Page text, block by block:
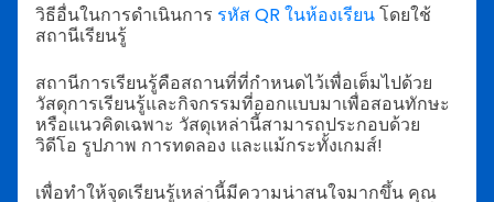
วิธีอื่นในการดำเนินการ รหัส QR ในห้องเรียนโดยใช้
สถานีเรียนรู้
สถานีการเรียนรู้คือสถานที่ที่กำหนดไว้เพื่อเต็มไปด้วย
วัสดุการเรียนรู้และกิจกรรมที่ออกแบบมาเพื่อสอนทักษะ
หรือแนวคิดเฉพาะ วัสดุเหล่านี้สามารถประกอบด้วย
วิดีโอ รูปภาพ การทดลอง และแม้กระทั้งเกมส์!
เพื่อทำให้จุดเรียนรู้เหล่านี้มีความน่าสนใจมากขึ้น คุณ